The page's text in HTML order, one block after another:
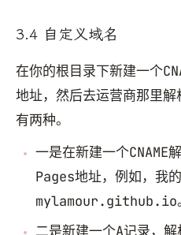
3.4 自定义域名
在你的根目录下新建一个
地址，然后去运营商那里
有两种。
一是在新建一个
Pages地址，例如，我
mylamour.github.io
二是新建一个A记录，